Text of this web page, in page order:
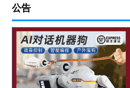
公告